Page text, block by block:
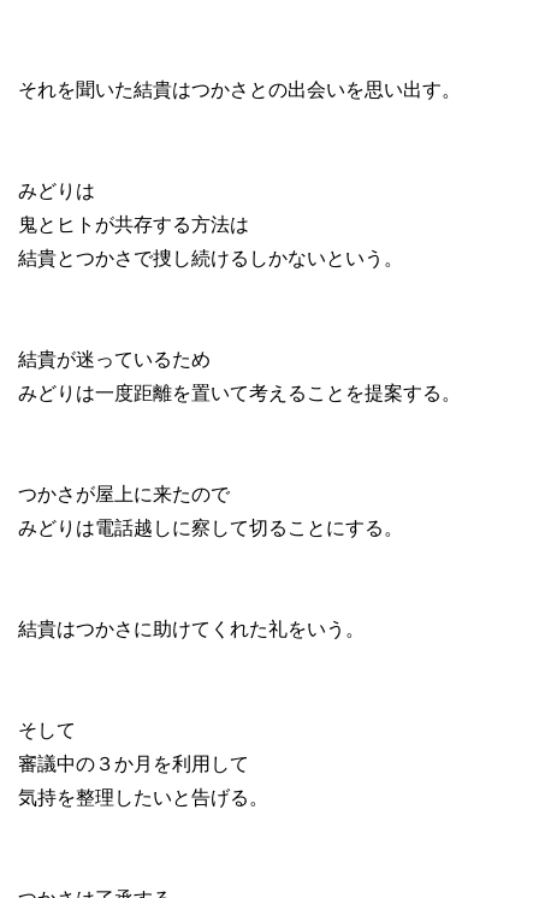
それを聞いた結貴はつかさとの出会いを思い出す。
みどりは
鬼とヒトが共存する方法は
結貴とつかさで捜し続けるしかないという。
結貴が迷っているため
みどりは一度距離を置いて考えることを提案する。
つかさが屋上に来たので
みどりは電話越しに察して切ることにする。
結貴はつかさに助けてくれた礼をいう。
そして
審議中の３か月を利用して
気持を整理したいと告げる。